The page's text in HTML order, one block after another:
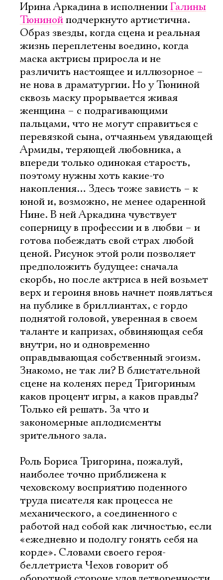
Ирина Аркадина в исполненииГалины
Тюнинойподчеркнуто артистична.
Образ звезды, когда сцена и реальная
жизнь переплетены воедино, когда
маска актрисы приросла и не
различить настоящее и иллюзорное –
не нова в драматургии. Но у Тюниной
сквозь маску прорывается живая
женщина – с подрагивающими
пальцами, что не могут справиться с
перевязкой сына, отчаяньем увядающей
Армиды, теряющей любовника, а
впереди только одинокая старость,
поэтому нужны хоть какие-то
накопления… Здесь тоже зависть – к
юной и, возможно, не менее одаренной
Нине. В ней Аркадина чувствует
соперницу в профессии и в любви – и
готова побеждать свой страх любой
ценой. Рисунок этой роли позволяет
предположить будущее: сначала
скорбь, но после актриса в ней возьмет
верх и героиня вновь начнет появляться
на публике в бриллиантах, с гордо
поднятой головой, уверенная в своем
таланте и капризах, обвиняющая себя
внутри, но и одновременно
оправдывающая собственный эгоизм.
Знакомо, не так ли? В блистательной
сцене на коленях перед Тригориным
каков процент игры, а каков правды?
Только ей решать. За что и
закономерные аплодисменты
зрительного зала.
Роль Бориса Тригорина, пожалуй,
наиболее точно приближена к
чеховскому восприятию поденного
труда писателя как процесса не
механического, а соединенного с
работой над собой как личностью, если
«ежедневно и подолгу гонять себя на
корде». Словами своего героя-
беллетриста Чехов говорит об